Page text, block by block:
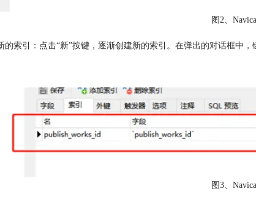
图2、
的索引：点击“新”按键，逐渐创建新的索引。在弹出的对话框中
图3、